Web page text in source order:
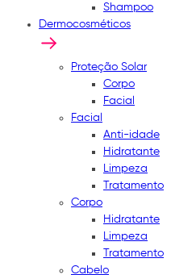
Shampoo
Dermocosméticos
Proteção Solar
Corpo
Facial
Facial
Anti-idade
Hidratante
Limpeza
Tratamento
Corpo
Hidratante
Limpeza
Tratamento
Cabelo